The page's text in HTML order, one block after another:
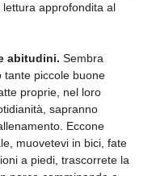
lettura approfondita al
abitudini. Sembra
tante piccole buone
proprie, nel loro
sapranno
Eccone
muovetevi in bici, fate
a piedi, trascorrete la